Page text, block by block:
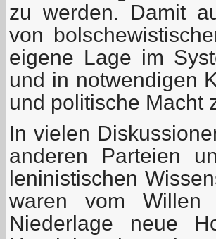
zu werden. Damit
von
eigene Lage im
und in notwendigen
und politische Macht
In vielen
anderen Parteien
leninistischen
waren vom Willen
Niederlage neue